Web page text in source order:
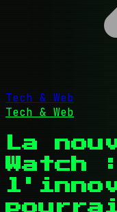
Tech & Web
Tech & Web
La
Watch :